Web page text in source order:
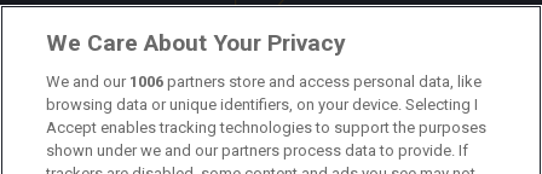
Om oss
Kontakta oss
Kundtjänst
We Care About Your Privacy
We and our 1006 partners store and access personal data, like
browsing data or unique identifiers, on your device. Selecting I
Accept enables tracking technologies to support the purposes
shown under we and our partners process data to provide. If